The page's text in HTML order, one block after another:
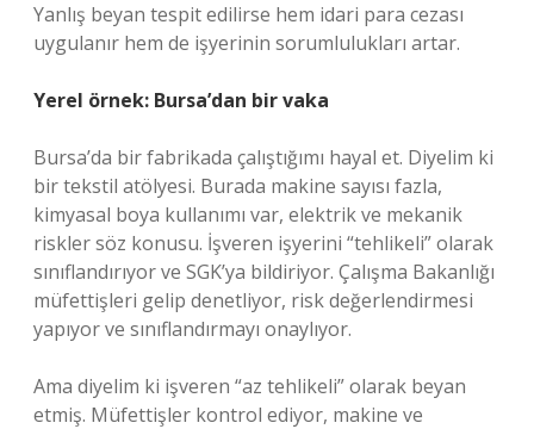
Yanlış beyan tespit edilirse hem idari para cezası
uygulanır hem de işyerinin sorumlulukları artar.
Yerel örnek: Bursa’dan bir vaka
Bursa’da bir fabrikada çalıştığımı hayal et. Diyelim ki
bir tekstil atölyesi. Burada makine sayısı fazla,
kimyasal boya kullanımı var, elektrik ve mekanik
riskler söz konusu. İşveren işyerini “tehlikeli” olarak
sınıflandırıyor ve SGK’ya bildiriyor. Çalışma Bakanlığı
müfettişleri gelip denetliyor, risk değerlendirmesi
yapıyor ve sınıflandırmayı onaylıyor.
Ama diyelim ki işveren “az tehlikeli” olarak beyan
etmiş. Müfettişler kontrol ediyor, makine ve